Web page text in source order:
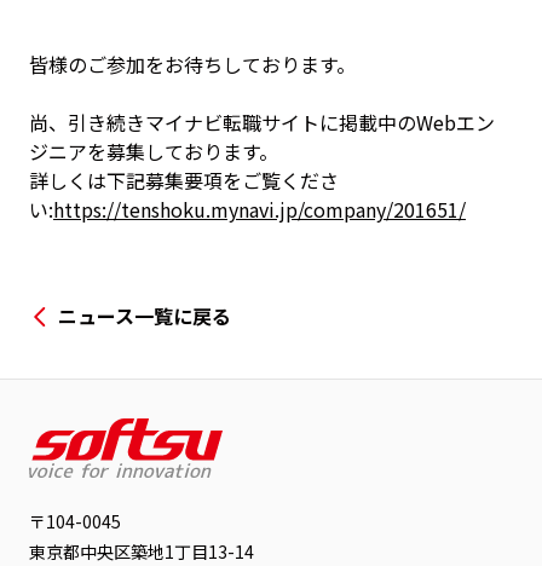
皆様のご参加をお待ちしております。
尚、引き続きマイナビ転職サイトに掲載中のWebエン
ジニアを募集しております。
詳しくは下記募集要項をご覧くださ
い:https://tenshoku.mynavi.jp/company/201651/
ニュース一覧に戻る
〒104-0045
東京都中央区築地1丁目13-14